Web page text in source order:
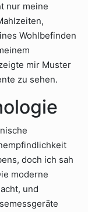
nur meine
Wohlbefinden
mir Muster
zu sehen.
doch ich sah
moderne
und